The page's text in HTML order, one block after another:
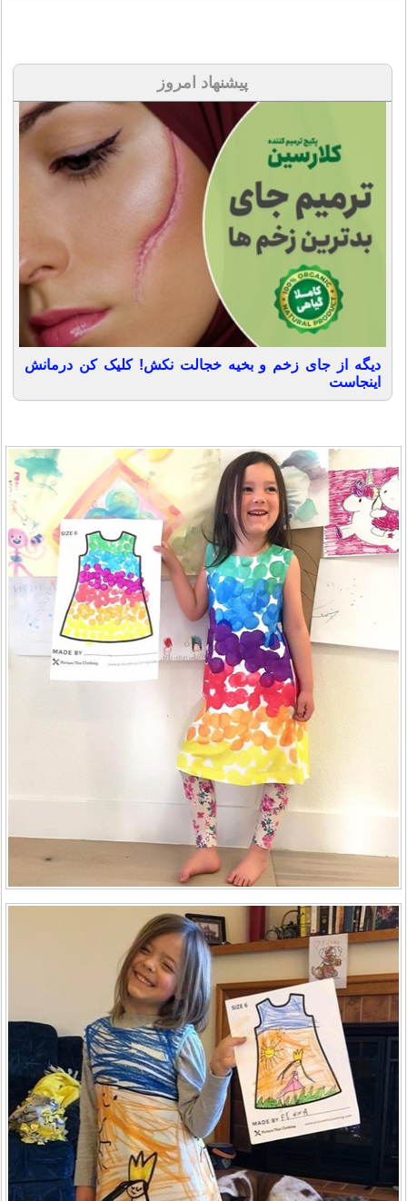
پیشنهاد امروز
دیگه از جای زخم و بخیه خجالت نکش! کلیک کن درمانش
اینجاست